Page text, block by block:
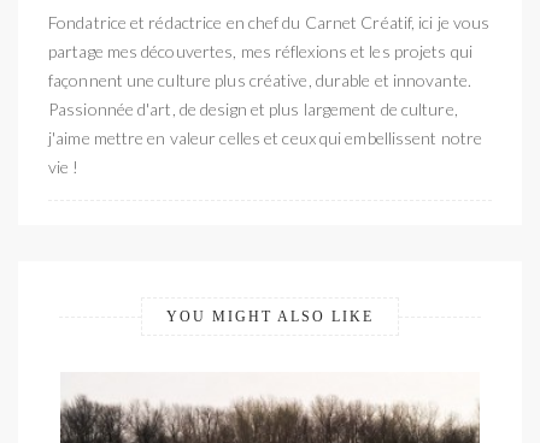
Fondatrice et rédactrice en chef du Carnet Créatif, ici je vous
partage mes découvertes, mes réflexions et les projets qui
façonnent une culture plus créative, durable et innovante.
Passionnée d'art, de design et plus largement de culture,
j'aime mettre en valeur celles et ceux qui embellissent notre
vie !
YOU MIGHT ALSO LIKE